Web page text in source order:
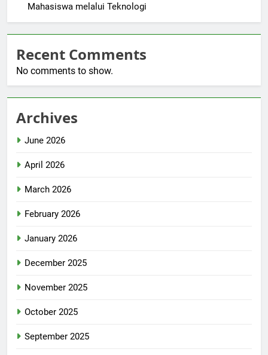
Mahasiswa melalui Teknologi
Recent Comments
No comments to show.
Archives
June 2026
April 2026
March 2026
February 2026
January 2026
December 2025
November 2025
October 2025
September 2025